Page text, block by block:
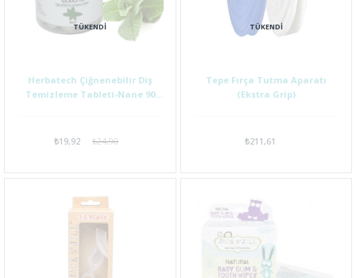
TÜKENDI
Herbatech Çiğnenebilir Diş
Temizleme Tableti-Nane 90
₺19,92 ₺24,90
TÜKENDI
Tepe Fırça Tutma Aparatı
(Ekstra Grip)
₺211,61